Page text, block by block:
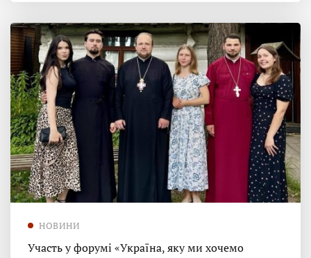
НОВИНИ
Участь у форумі «Україна, яку ми хочемо